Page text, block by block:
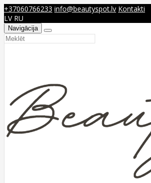
+37060766233 info@beautyspot.lv Kontakti
LV RU
Navigācija